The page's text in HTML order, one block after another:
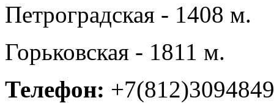
Петроградская - 1408 м.
Горьковская - 1811 м.
Телефон: +7(812)3094849